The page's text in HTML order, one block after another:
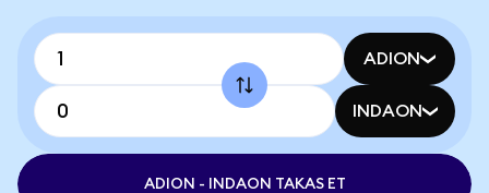
ADION
INDAON
ADION - INDAON TAKAS ET